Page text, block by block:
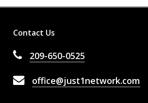
Contact Us
209-650-0525
office@just1network.com